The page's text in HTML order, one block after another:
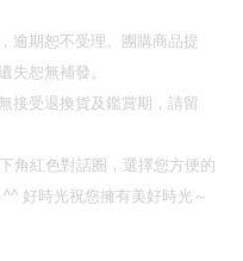
逾期恕不受理。團購商品提
失恕無補發。
接受退換貨及鑑賞期，請留
角紅色對話圈，選擇您方便的
^^ 好時光祝您擁有美好時光～